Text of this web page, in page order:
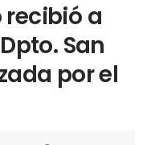
recibió a
San
por el